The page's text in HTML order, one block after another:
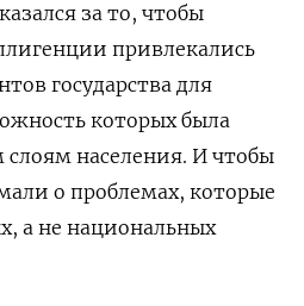
за то, чтобы
привлекались
государства для
которых была
населения. И чтобы
о проблемах, которые
а не национальных